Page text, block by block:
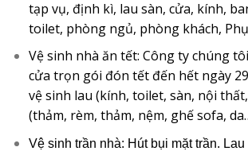
tạp vụ, định kì, lau sàn, cửa, kính,
toilet, phòng ngủ, phòng khách,
Vệ sinh nhà ăn tết: Công ty chúng
cửa trọn gói đón tết đến hết ngày
vệ sinh lau (kính, toilet, sàn, nội
(thảm, rèm, thảm, nệm, ghế sofa,
Vệ sinh trần nhà: Hút bụi mặt trần.